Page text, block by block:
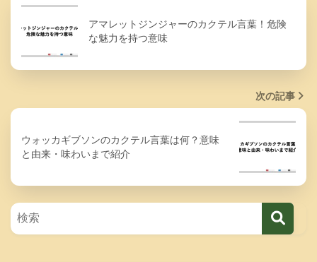
アマレットジンジャーのカクテル言葉！危険
な魅力を持つ意味
次の記事
ウォッカギブソンのカクテル言葉は何？意味
と由来・味わいまで紹介